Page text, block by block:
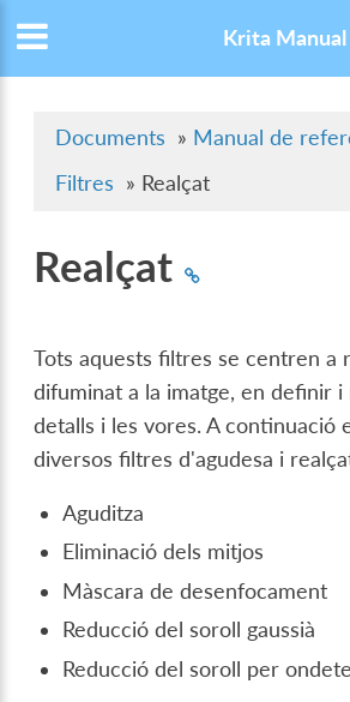
Krita Manual
Documents » Manual de
Filtres » Realçat
Realçat
Tots aquests filtres se centren a
difuminat a la imatge, en definir i
detalls i les vores. A continuació
diversos filtres d'agudesa i
Aguditza
Eliminació dels mitjos
Màscara de desenfocament
Reducció del soroll gaussià
Reducció del soroll per